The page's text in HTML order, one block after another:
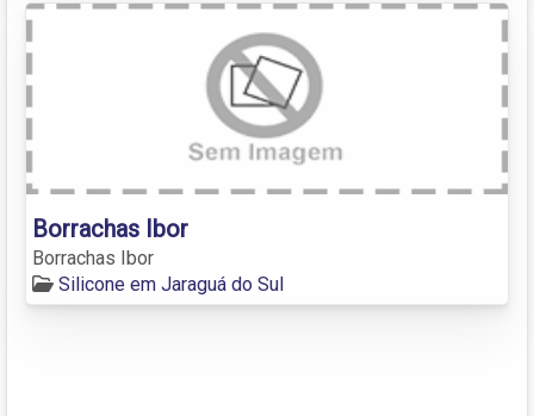
Borrachas Ibor
Borrachas Ibor
Silicone em Jaraguá do Sul